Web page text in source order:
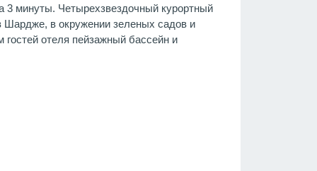
3 минуты. Четырехзвездочный курортный
Шардже, в окружении зеленых садов и
гостей отеля пейзажный бассейн и